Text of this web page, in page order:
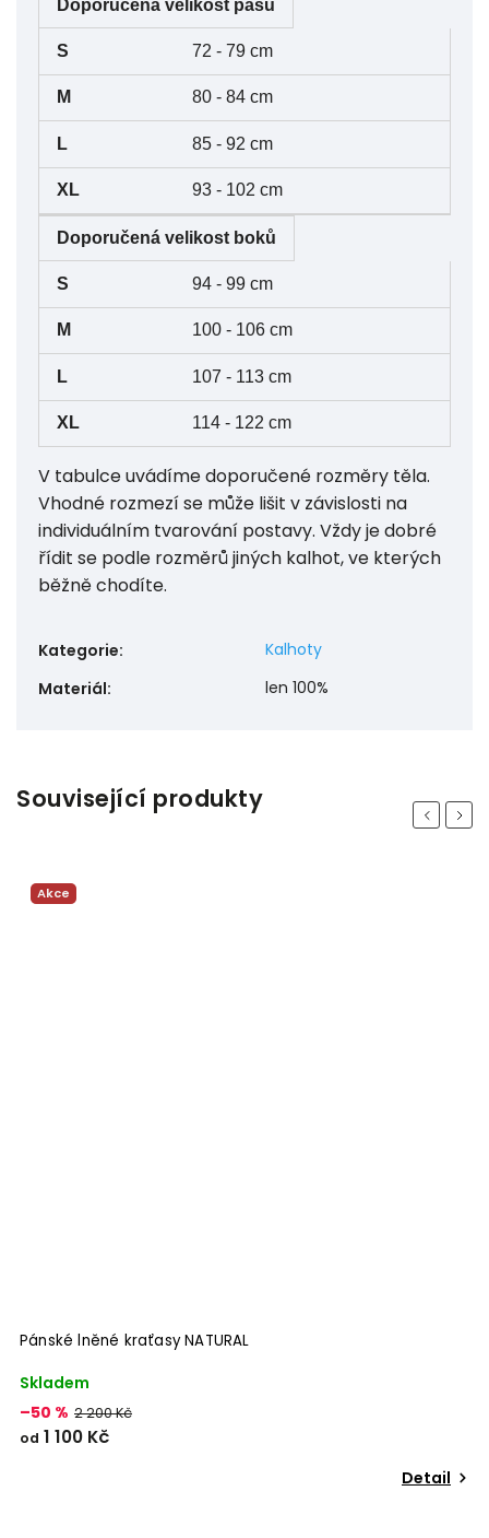
Doporučená velikost pasu
72 - 79 cm
80 - 84 cm
85 - 92 cm
93 - 102 cm
Doporučená velikost boků
94 - 99 cm
100 - 106 cm
107 - 113 cm
114 - 122 cm
V tabulce uvádíme doporučené rozměry těla.
Vhodné rozmezí se může lišit v závislosti na
individuálním tvarování postavy. Vždy je dobré
řídit se podle rozměrů jiných kalhot, ve kterých
běžně chodíte.
Kategorie:
Kalhoty
Materiál: len 100%
Související produkty Previous
Akce
Pánské lněné kraťasy NATURAL
Skladem
–50 % 2 200 Kč
od 1 100 Kč
Detail
Next